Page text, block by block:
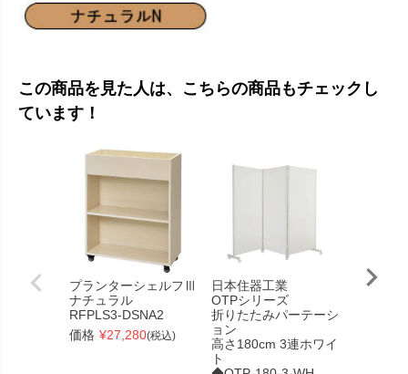
この商品を見た人は、こちらの商品もチェックし
ています！
プランターシェルフⅢ
ナチュラル
RFPLS3-DSNA2
価格 ¥27,280(税込)
日本住器工業
OTPシリーズ
折りたたみパーテーシ
ョン
高さ180cm 3連ホワイ
ト
ユニッ